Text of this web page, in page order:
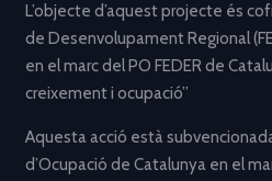
L’objecte d’aquest projecte és
de Desenvolupament Regional
en el marc del PO FEDER de
creixement i ocupació”
Aquesta acció està
d’Ocupació de Catalunya en el